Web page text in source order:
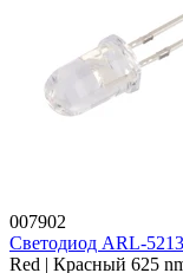
007902
Светодиод ARL-
Red | Красный 625